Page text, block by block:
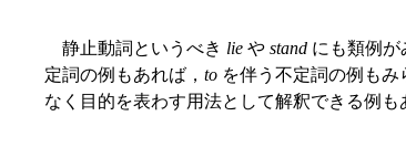
静止動詞というべき lie や stand にも類例が
定詞の例もあれば， to を伴う不定詞の例もみ
なく目的を表わす用法として解釈できる例も